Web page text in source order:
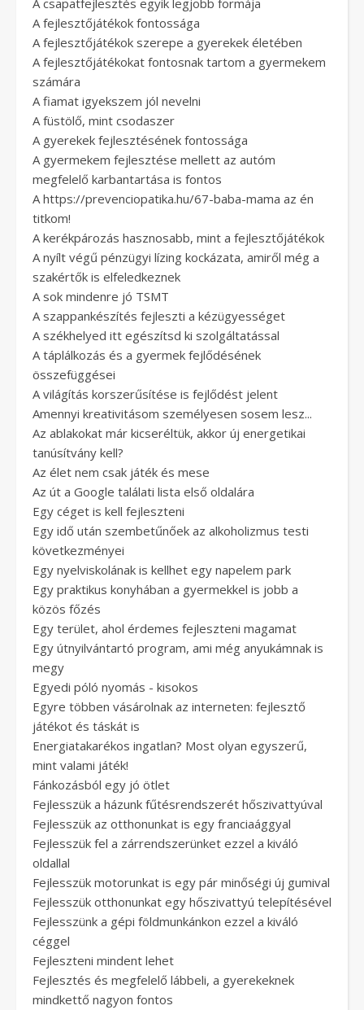
A csapatfejlesztés egyik legjobb formája
A fejlesztőjátékok fontossága
A fejlesztőjátékok szerepe a gyerekek életében
A fejlesztőjátékokat fontosnak tartom a gyermekem
számára
A fiamat igyekszem jól nevelni
A füstölő, mint csodaszer
A gyerekek fejlesztésének fontossága
A gyermekem fejlesztése mellett az autóm
megfelelő karbantartása is fontos
A https://prevenciopatika.hu/67-baba-mama az én
titkom!
A kerékpározás hasznosabb, mint a fejlesztőjátékok
A nyílt végű pénzügyi lízing kockázata, amiről még a
szakértők is elfeledkeznek
A sok mindenre jó TSMT
A szappankészítés fejleszti a kézügyességet
A székhelyed itt egészítsd ki szolgáltatással
A táplálkozás és a gyermek fejlődésének
összefüggései
A világítás korszerűsítése is fejlődést jelent
Amennyi kreativitásom személyesen sosem lesz...
Az ablakokat már kicseréltük, akkor új energetikai
tanúsítvány kell?
Az élet nem csak játék és mese
Az út a Google találati lista első oldalára
Egy céget is kell fejleszteni
Egy idő után szembetűnőek az alkoholizmus testi
következményei
Egy nyelviskolának is kellhet egy napelem park
Egy praktikus konyhában a gyermekkel is jobb a
közös főzés
Egy terület, ahol érdemes fejleszteni magamat
Egy útnyilvántartó program, ami még anyukámnak is
megy
Egyedi póló nyomás - kisokos
Egyre többen vásárolnak az interneten: fejlesztő
játékot és táskát is
Energiatakarékos ingatlan? Most olyan egyszerű,
mint valami játék!
Fánkozásból egy jó ötlet
Fejlesszük a házunk fűtésrendszerét hőszivattyúval
Fejlesszük az otthonunkat is egy franciaággyal
Fejlesszük fel a zárrendszerünket ezzel a kiváló
oldallal
Fejlesszük motorunkat is egy pár minőségi új gumival
Fejlesszük otthonunkat egy hőszivattyú telepítésével
Fejlesszünk a gépi földmunkánkon ezzel a kiváló
céggel
Fejleszteni mindent lehet
Fejlesztés és megfelelő lábbeli, a gyerekeknek
mindkettő nagyon fontos